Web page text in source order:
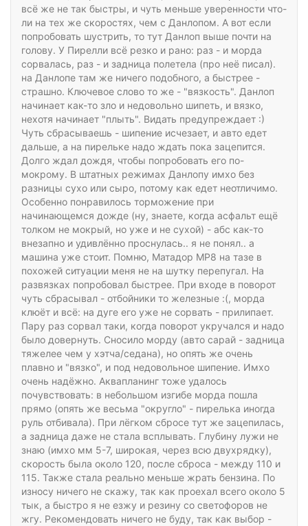
всё же не так быстры, и чуть меньше уверенности что-
ли на тех же скоростях, чем с Данлопом. А вот если
попробовать шустрить, то тут Данлоп выше почти на
голову. У Пирелли всё резко и рано: раз - и морда
сорвалась, раз - и задница полетела (про неё писал).
на Данлопе там же ничего подобного, а быстрее -
страшно. Ключевое слово то же - "вязкость". Данлоп
начинает как-то зло и недовольно шипеть, и вязко,
нехотя начинает "плыть". Видать предупреждает :)
Чуть сбрасываешь - шипение исчезает, и авто едет
дальше, а на пирельке надо ждать пока зацепится.
Долго ждал дождя, чтобы попробовать его по-
мокрому. В штатных режимах Данлопу имхо без
разницы сухо или сыро, потому как едет неотличимо.
Особенно понравилось торможение при
начинающемся дожде (ну, знаете, когда асфальт ещё
толком не мокрый, но уже и не сухой) - абс как-то
внезапно и удивлённо проснулась.. я не понял.. а
машина уже стоит. Помню, Матадор МР8 на тазе в
похожей ситуации меня не на шутку перепугал. На
развязках попробовал быстрее. При входе в поворот
чуть сбрасывал - отбойники то железные :(, морда
клюёт и всё: на дуге его уже не сорвать - прилипает.
Пару раз сорвал таки, когда поворот укручался и надо
было довернуть. Сносило морду (авто сарай - задница
тяжелее чем у хэтча/седана), но опять же очень
плавно и "вязко", и под недовольное шипение. Имхо
очень надёжно. Аквапланинг тоже удалось
почувствовать: в небольшом изгибе морда пошла
прямо (опять же весьма "округло" - пирелька иногда
руль отбивала). При лёгком сбросе тут же зацепилась,
а задница даже не стала всплывать. Глубину лужи не
знаю (имхо мм 5-7, широкая, через всю двухрядку),
скорость была около 120, после сброса - между 110 и
115. Также стала реально меньше жрать бензина. По
износу ничего не скажу, так как проехал всего около 5
тык, а быстро я не езжу и резину со светофоров не
жгу. Рекомендовать ничего не буду, так как выбор -